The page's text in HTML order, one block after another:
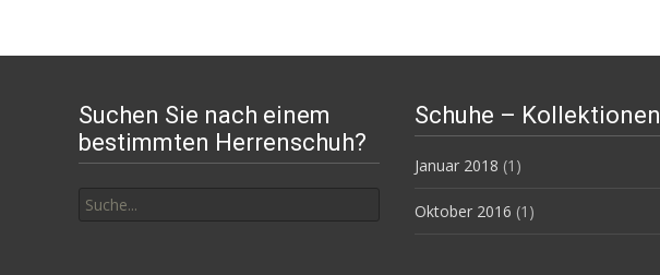
Suchen Sie nach einem
bestimmten Herrenschuh?
nach:
Schuhe – Kollektionen
Januar 2018 (1)
Oktober 2016 (1)